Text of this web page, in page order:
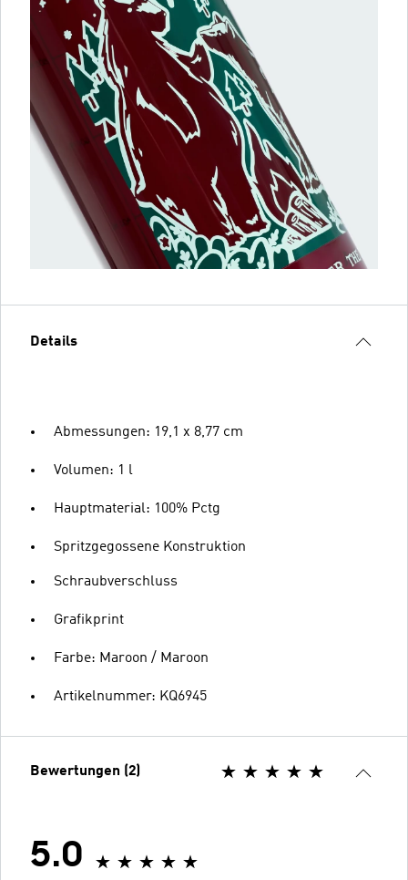
Details
Abmessungen: 19,1 x 8,77 cm
Volumen: 1 l
Hauptmaterial: 100% Pctg
Spritzgegossene Konstruktion
Schraubverschluss
Grafikprint
Farbe: Maroon / Maroon
Artikelnummer: KQ6945
Bewertungen (2)
5.0